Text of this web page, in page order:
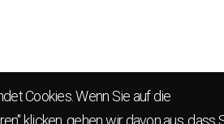
Cookies. Wenn Sie auf die
klicken, gehen wir davon aus, dass